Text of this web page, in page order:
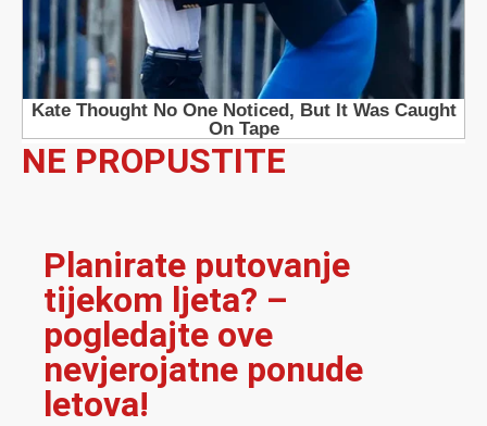
NE PROPUSTITE
Planirate putovanje
tijekom ljeta? –
pogledajte ove
nevjerojatne ponude
letova!